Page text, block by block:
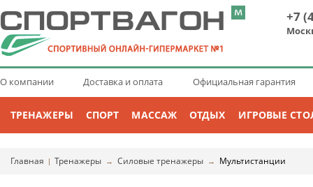
+7
О компании Доставка и оплата Официальная гарантия
ТРЕНАЖЕРЫ СПОРТ МАССАЖ ОТДЫХ ИГРОВЫЕ
Главная | Тренажеры → Силовые тренажеры → Мультистанции